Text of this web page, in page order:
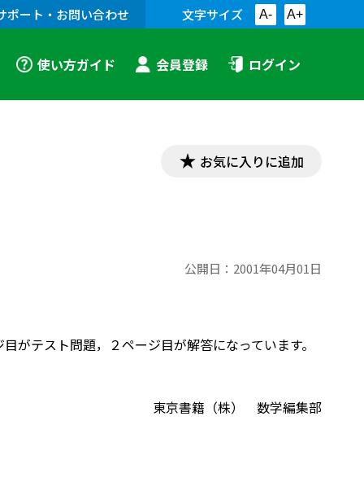
ポート・お問い合わせ 文字サイズ A- A+
使い方ガイド 会員登録 ログイン
お気に入りに追加
公開日： 2001年04月01日
がテスト問題，２ページ目が解答になっています。
東京書籍（株） 数学編集部